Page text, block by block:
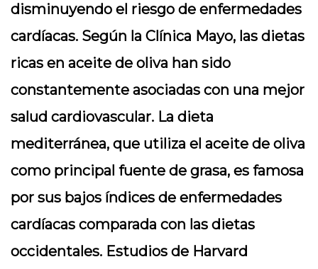
disminuyendo el riesgo de enfermedades
cardíacas. Según la Clínica Mayo, las dietas
ricas en aceite de oliva han sido
constantemente asociadas con una mejor
salud cardiovascular. La dieta
mediterránea, que utiliza el aceite de oliva
como principal fuente de grasa, es famosa
por sus bajos índices de enfermedades
cardíacas comparada con las dietas
occidentales. Estudios de Harvard